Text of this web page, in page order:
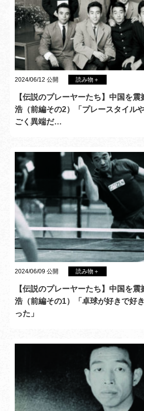
2024/06/12 公開 読み物＋
【伝説のプレーヤーたち】中国を
浩（前編その2）「プレースタイル
ごく異端だ…
2024/06/09 公開 読み物＋
【伝説のプレーヤーたち】中国を
浩（前編その1）「卓球が好きで好
った」